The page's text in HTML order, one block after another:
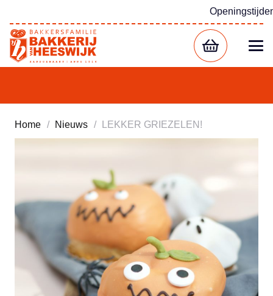
Home / Nieuws / LEKKER GRIEZELEN!